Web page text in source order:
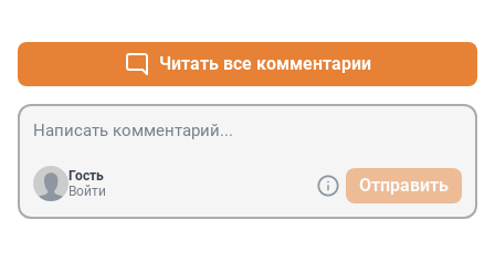
Читать все комментарии
Гость
Войти
Отправить